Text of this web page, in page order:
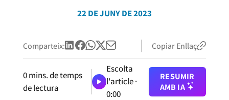
22 DE JUNY DE 2023
Comparteix: Copiar Enllaç
0mins. de temps
de lectura
Escolta
l'article ·
0:00
RESUMIR
AMB IA